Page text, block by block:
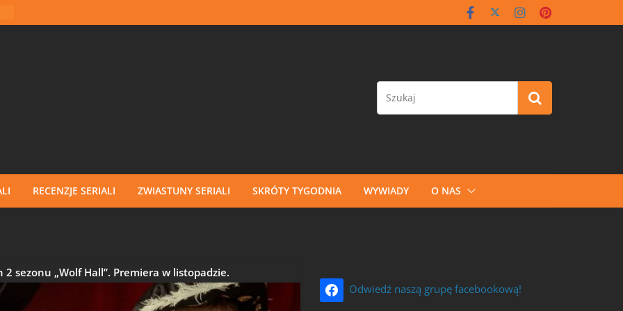
RECENZJE SERIALI ZWIASTUNY SERIALI SKRÓTY TYGODNIA WYWIADY O NAS
2 sezonu „Wolf Hall”. Premiera w listopadzie.
Odwiedź naszą grupę facebookową!